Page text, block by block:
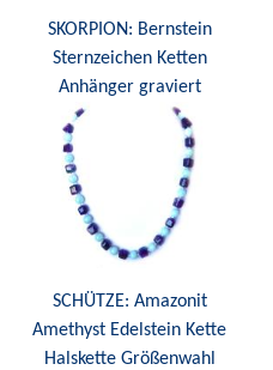
SKORPION: Bernstein
Sternzeichen Ketten
Anhänger graviert
SCHÜTZE: Amazonit
Amethyst Edelstein Kette
Halskette Größenwahl